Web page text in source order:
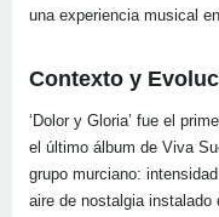
una experiencia musical
Contexto y
‘Dolor y Gloria’ fue el
el último álbum de Viva
grupo murciano:
aire de nostalgia instalado